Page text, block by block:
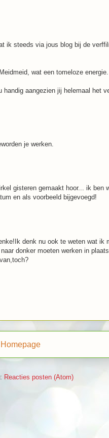
ik steeds via jous blog bij de
wat een tomeloze energie.
aangezien jij helemaal het
je werken.
gisteren gemaakt hoor... ik ben
en als voorbeeld bijgevoegd!
denk nu ook te weten wat ik
donker moeten werken in
Homepage
Reacties posten (Atom)